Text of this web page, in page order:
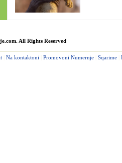
All Rights Reserved
Na kontaktoni Promovoni Numernje Sqarime